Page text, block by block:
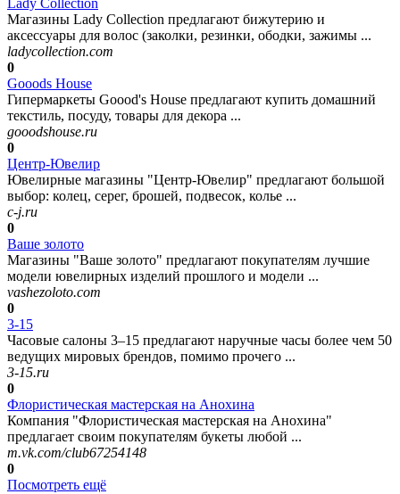
Lady Collection
Магазины Lady Collection предлагают бижутерию и
аксессуары для волос (заколки, резинки, ободки, зажимы ...
ladycollection.com
0
Gooods House
Гипермаркеты Goood's House предлагают купить домашний
текстиль, посуду, товары для декора ...
gooodshouse.ru
0
Центр-Ювелир
Ювелирные магазины "Центр-Ювелир" предлагают большой
выбор: колец, серег, брошей, подвесок, колье ...
c-j.ru
0
Ваше золото
Магазины "Ваше золото" предлагают покупателям лучшие
модели ювелирных изделий прошлого и модели ...
vashezoloto.com
0
3-15
Часовые салоны 3–15 предлагают наручные часы более чем 50
ведущих мировых брендов, помимо прочего ...
3-15.ru
0
Флористическая мастерская на Анохина
Компания "Флористическая мастерская на Анохина"
предлагает своим покупателям букеты любой ...
m.vk.com/club67254148
0
Посмотреть ещё